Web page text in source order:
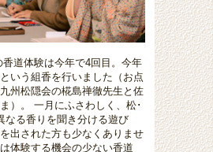
道体験は今年で4回目。今年
いう組香を行いました（お点
州松隠会の椛島禅徹先生と佐
）。 一月にふさわしく、松･
なる香りを聞き分ける遊び
出された方も少なくありませ
体験する機会の少ない香道